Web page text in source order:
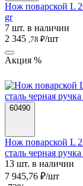
Нож поварской L
gr
7 шт. в наличии
2 345 ,78 ₽/шт
Акция %
60490
Нож поварской L
сталь черная
13 шт. в наличии
7 945,76 ₽/шт